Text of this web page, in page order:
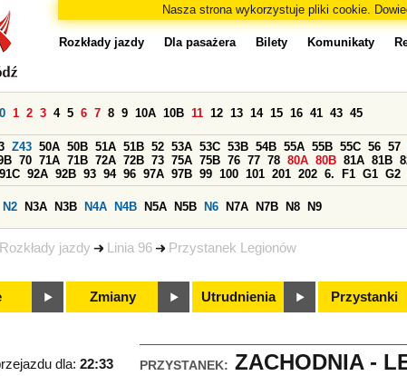
Nasza strona wykorzystuje pliki cookie.
Rozkłady jazdy Linia 96 Przystanek Legionów
Rozkłady jazdy Dla pasażera Bilety Komunikaty
0 1 2 3 4 5 6 7 8 9 10A 10B 11 12 13 14 15 16 41 43 45
Z43 50A 50B 51A 51B 52 53A 53C 53B 54B 55A 55B 55C 56 57
70 71A 71B 72A 72B 73 75A 75B 76 77 78 80A 80B 81A 81B
91C 92A 92B 93 94 96 97A 97B 99 100 101 201 202 6. F1 G1 G2
N2 N3A N3B N4A N4B N5A N5B N6 N7A N7B N8 N9
Zmiany Utrudnienia Przystanki
PRZYSTANEK: ZACHODNIA -
dla: 22:33